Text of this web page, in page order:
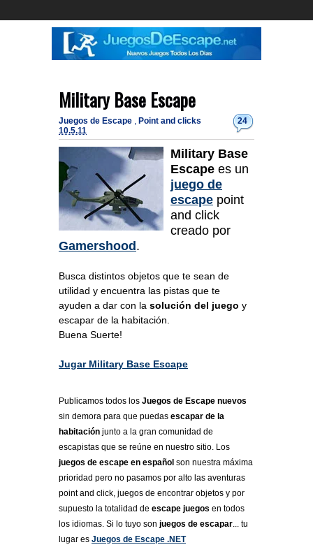
Military Base Escape
24
Juegos de Escape , Point and clicks
10.5.11
Military Base
Escape es un
juego de
escape point
and click
creado por
Gamershood .
Busca distintos objetos que te sean de
utilidad y encuentra las pistas que te
ayuden a dar con la solución del juego y
escapar de la habitación.
Buena Suerte!
Jugar Military Base Escape
Publicamos todos los Juegos de Escape nuevos
sin demora para que puedas escapar de la
habitación junto a la gran comunidad de
escapistas que se reúne en nuestro sitio. Los
juegos de escape en español son nuestra máxima
prioridad pero no pasamos por alto las aventuras
point and click, juegos de encontrar objetos y por
supuesto la totalidad de escape juegos en todos
los idiomas. Si lo tuyo son juegos de escapar... tu
lugar es Juegos de Escape .NET